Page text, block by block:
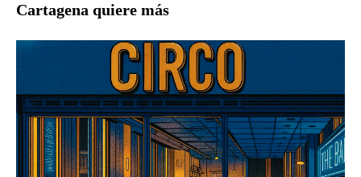
Cartagena quiere más